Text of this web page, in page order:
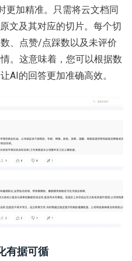
更加精准。只需将云文档同
文及其对应的切片。每个切
、点赞/点踩数以及未评价
。这意味着，您可以根据数
AI的回答更加准确高效。
有据可循